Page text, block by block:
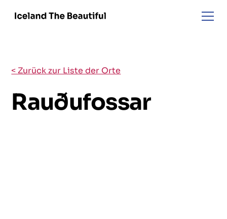
< Zurück zur Liste der Orte
Rauðufossar